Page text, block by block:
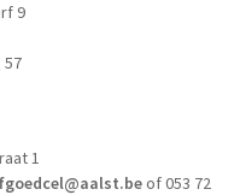
9
57
1
of 053 72